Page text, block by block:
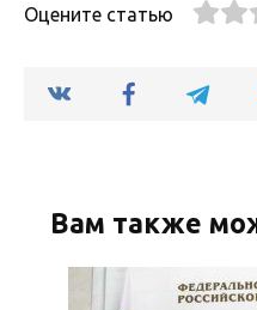
Оцените статью
Вам также